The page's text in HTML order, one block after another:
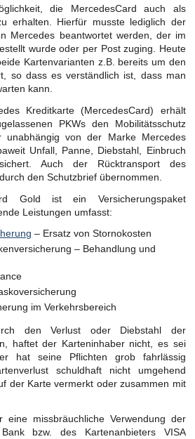
die MercedesCard auch als
erhalten. Hierfür musste lediglich der
Mercedes beantwortet werden, der im
wurde oder per Post zuging. Heute
Kartenvarianten z.B. bereits um den
so dass es verständlich ist, dass man
kann.
Kreditkarte (MercedesCard) erhält
PKWs den Mobilitätsschutz
unabhängig von der Marke Mercedes
Unfall, Panne, Diebstahl, Einbruch
Auch der Rücktransport des
den Schutzbrief übernommen.
Gold ist ein Versicherungspaket
Leistungen umfasst:
– Ersatz von Stornokosten
– Behandlung und
im Verkehrsbereich
den Verlust oder Diebstahl der
haftet der Karteninhaber nicht, es sei
hat seine Pflichten grob fahrlässig
schuldhaft nicht umgehend
der Karte vermerkt oder zusammen mit
eine missbräuchliche Verwendung der
bzw. des Kartenanbieters VISA